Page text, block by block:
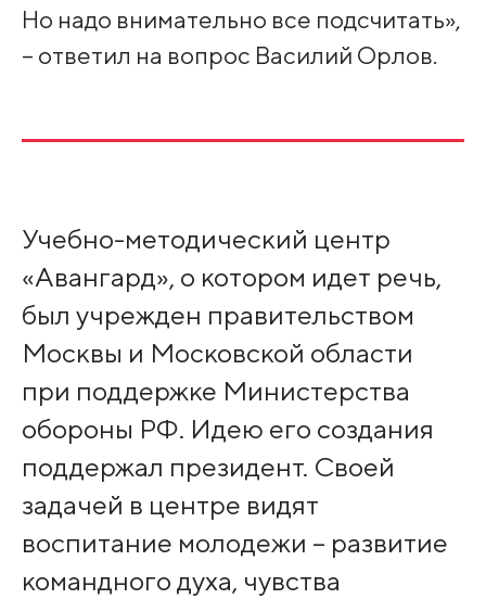
Но надо внимательно все подсчитать»,
– ответил на вопрос Василий Орлов.
Учебно-методический центр
«Авангард», о котором идет речь,
был учрежден правительством
Москвы и Московской области
при поддержке Министерства
обороны РФ. Идею его создания
поддержал президент. Своей
задачей в центре видят
воспитание молодежи – развитие
командного духа, чувства